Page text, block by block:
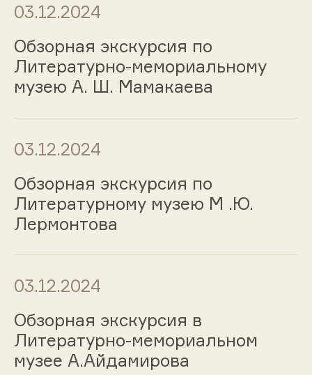
03.12.2024
Обзорная экскурсия по
Литературно-мемориальному
музею А. Ш. Мамакаева
03.12.2024
Обзорная экскурсия по
Литературному музею М .Ю.
Лермонтова
03.12.2024
Обзорная экскурсия в
Литературно-мемориальном
музее А.Айдамирова